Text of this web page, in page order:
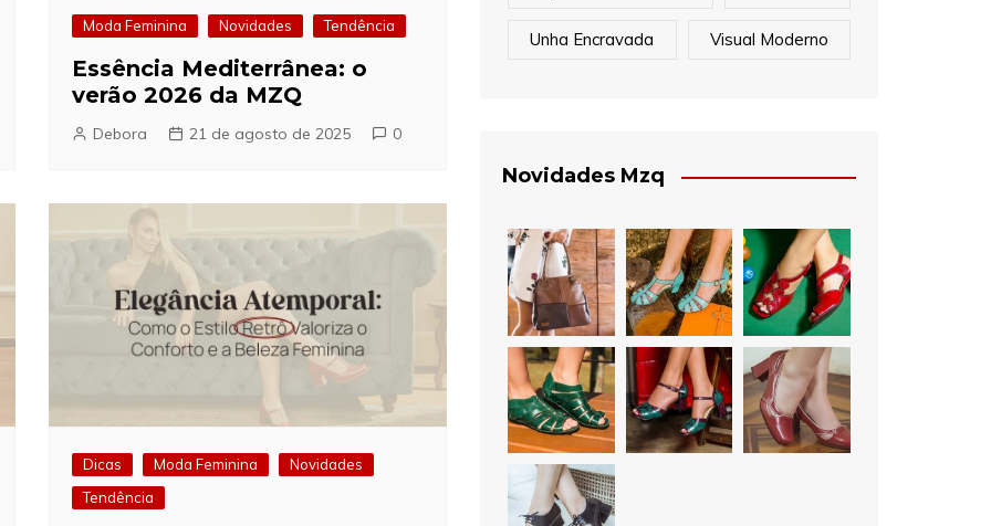
Moda Feminina Novidades Tendência
Essência Mediterrânea: o
verão 2026 da MZQ
Debora 21 de agosto de 2025 0
Dicas Moda Feminina
Novidades
Tendência
Unha Encravada Visual Moderno
Novidades Mzq